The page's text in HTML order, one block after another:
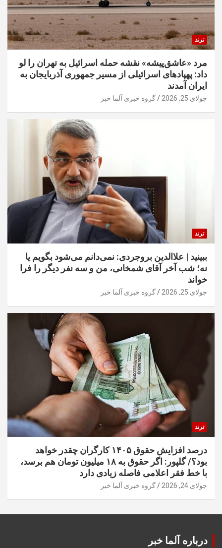
ترند
مرد «عاشق‌پیشه» نقشه حمله اسرائیل به تهران را لو
داد: پهپادهای اسرائیلی از مسیر جمهوری آذربایجان به
ایران آمدند
جولای 25, 2026 گروه خبری آلما خبر
ترند
ببینید | علاالدین بروجردی: نمی‌دانم می‌شود بگویم یا
نه؛ شب آخر آقای شمخانی، من و سه نفر دیگر را فرا
خواند
جولای 25, 2026 گروه خبری آلما خبر
ترند
درصد افزایش حقوق ۱۴۰۵ کارگران چقدر خواهد
بود؟/ گلپور: اگر حقوق به ۱۸ میلیون تومان هم برسد،
با خط فقر اعلامی فاصله زیادی دارد
جولای 24, 2026 گروه خبری آلما خبر
درباره آلما خبر